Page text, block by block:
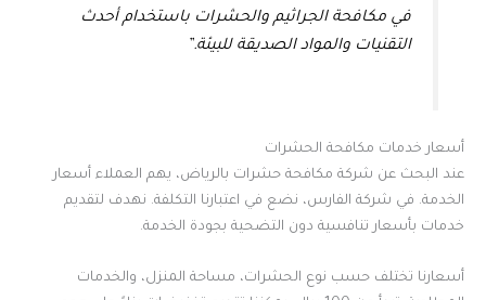
في مكافحة الجراثيم والحشرات باستخدام أحدث
التقنيات والمواد الصديقة للبيئة.”
أسعار خدمات مكافحة الحشرات
عند البحث عن شركة مكافحة حشرات بالرياض، يهم العملاء أسعار
الخدمة. في شركة الفارس، نضع في اعتبارنا التكلفة. نهدف لتقديم
خدمات بأسعار تنافسية دون التضحية بجودة الخدمة.
أسعارنا تختلف حسب نوع الحشرات، مساحة المنزل، والخدمات